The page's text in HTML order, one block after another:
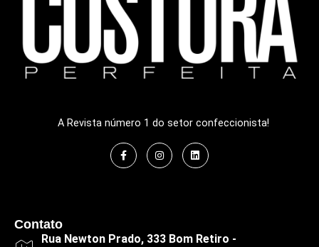
A Revista número 1 do setor confeccionista!
Contato
Rua Newton Prado, 333 Bom Retiro -